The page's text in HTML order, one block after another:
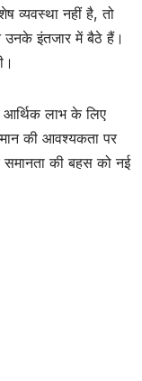
व्यवस्था नहीं है, तो
इंतजार में बैठे हैं।
आर्थिक लाभ के लिए
की आवश्यकता पर
समानता की बहस को नई